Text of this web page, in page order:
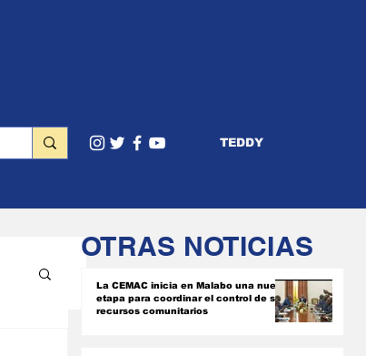
TEDDY
OTRAS NOTICIAS
La CEMAC inicia en Malabo una nueva
etapa para coordinar el control de sus
recursos comunitarios